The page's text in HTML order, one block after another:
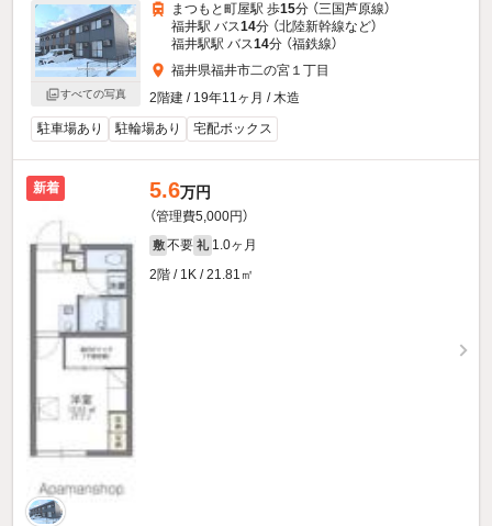
すべての写真
まつもと町屋駅 歩15分 （三国芦原線）
福井駅 バス14分 （北陸新幹線など）
福井駅駅 バス14分 （福鉄線）
福井県福井市二の宮１丁目
2階建 / 19年11ヶ月 / 木造
駐車場あり
駐輪場あり 宅配ボックス
新着 5.6万円
（管理費5,000円）
敷 不要 礼 1.0ヶ月
2階 / 1K / 21.81㎡